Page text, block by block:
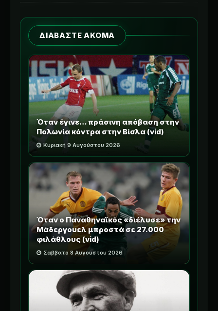
ΔΙΑΒΑΣΤΕ ΑΚΟΜΑ
Όταν έγινε… πράσινη απόβαση στην
Πολωνία κόντρα στην Βίσλα (vid)
Κυριακή 9 Αυγούστου 2026
Όταν ο Παναθηναϊκός «διέλυσε» την
Μάδεργουελ μπροστά σε 27.000
φιλάθλους (vid)
Σάββατο 8 Αυγούστου 2026